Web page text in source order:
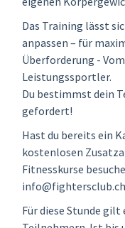
Das Training lässt
anpassen – für
Überforderung -
Leistungssportler.
Du bestimmst dein
gefordert!
Hast du bereits ein
kostenlosen
Fitnesskurse
Für diese Stunde